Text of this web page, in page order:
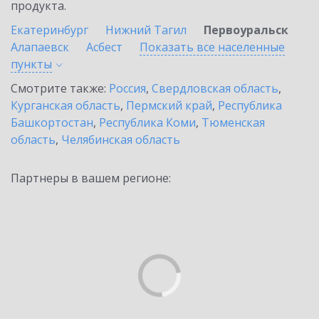
продукта.
Екатеринбург
Нижний Тагил
Первоуральск
Алапаевск
Асбест
Показать все населенные
пункты
Смотрите также: Россия, Свердловская область,
Курганская область, Пермский край, Республика
Башкортостан, Республика Коми, Тюменская
область, Челябинская область
Партнеры в вашем регионе: